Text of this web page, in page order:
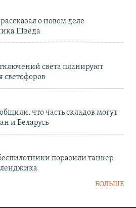
о новом деле
Шведа
света планируют
светофоров
что часть складов могут
и Беларусь
поразили танкер
БОЛЬШЕ